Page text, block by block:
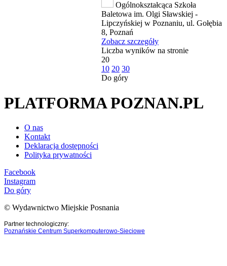
Ogólnokształcąca Szkoła
Baletowa im. Olgi Sławskiej -
Lipczyńskiej w Poznaniu, ul. Gołębia
8, Poznań
Zobacz szczegóły
Liczba wyników na stronie
20
10 20 30
Do góry
PLATFORMA POZNAN.PL
O nas
Kontakt
Deklaracja dostępności
Polityka prywatności
Facebook
Instagram
Do góry
© Wydawnictwo Miejskie Posnania
Partner technologiczny:
Poznańskie Centrum Superkomputerowo-Sieciowe